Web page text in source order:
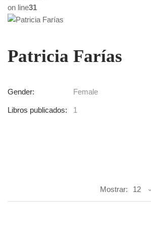
on line31
Patricia Farías
Gender: Female
Libros publicados: 1
Mostrar: 12